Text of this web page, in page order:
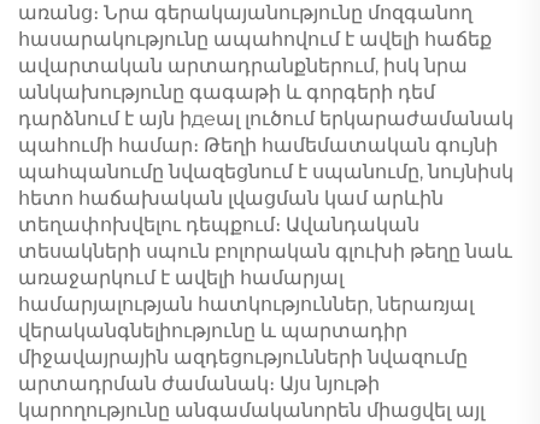
առանց։ Նրա գերակայանությունը մոզգանող
հասարակությունը ապահովում է ավելի հաճեք
ավարտական արտադրանքներում, իսկ նրա
անկախությունը գագաթի և գորգերի դեմ
դարձնում է այն իдеալ լուծում երկարաժամանակ
պահումի համար։ Թեղի համեմատական գույնի
պահպանումը նվազեցնում է սպանումը, նույնիսկ
հետո հաճախական լվացման կամ արևին
տեղափոխվելու դեպքում։ Ավանդական
տեսակների սպուն բոլորական գլուխի թեղը նաև
առաջարկում է ավելի համարյալ
համարյալության հատկություններ, ներառյալ
վերականգնելիությունը և պարտադիր
միջավայրային ազդեցությունների նվազումը
արտադրման ժամանակ։ Այս նյութի
կարողությունը անգամականորեն միացվել այլ